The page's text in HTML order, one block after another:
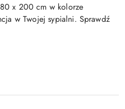
x 200 cm w kolorze
w Twojej sypialni. Sprawdź